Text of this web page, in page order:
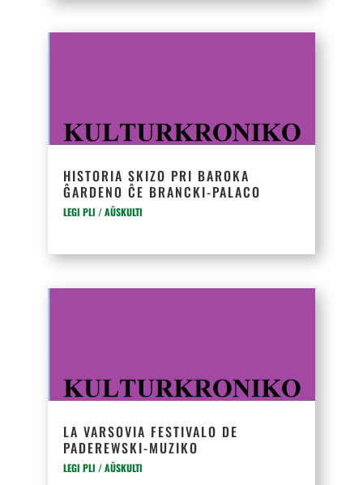
HISTORIA SKIZO PRI BAROKA
ĜARDENO ĈE BRANCKI-PALACO
LEGI PLI / AŬSKULTI
LA VARSOVIA FESTIVALO DE
PADEREWSKI-MUZIKO
LEGI PLI / AŬSKULTI